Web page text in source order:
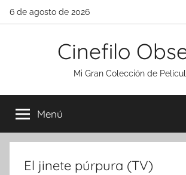
Saltar
6 de agosto de 2026
Cinefilo
Mi Gran Colección de
Menú
El jinete púrpura (TV)